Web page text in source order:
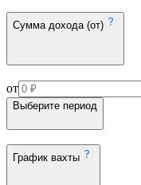
Сумма дохода (от)
от
Выберите период
График вахты